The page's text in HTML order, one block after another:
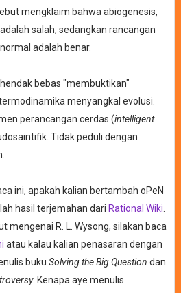
mengklaim bahwa abiogenesis,
salah, sedangkan rancangan
adalah benar.
bebas "membuktikan"
menyangkal evolusi.
perancangan cerdas (intelligent
Tidak peduli dengan
ini, apakah kalian bertambah oPeN
hasil terjemahan dari Rational Wiki
mengenai R. L. Wysong, silakan baca
atau kalau kalian penasaran dengan
buku Solving the Big Question dan
. Kenapa aye menulis